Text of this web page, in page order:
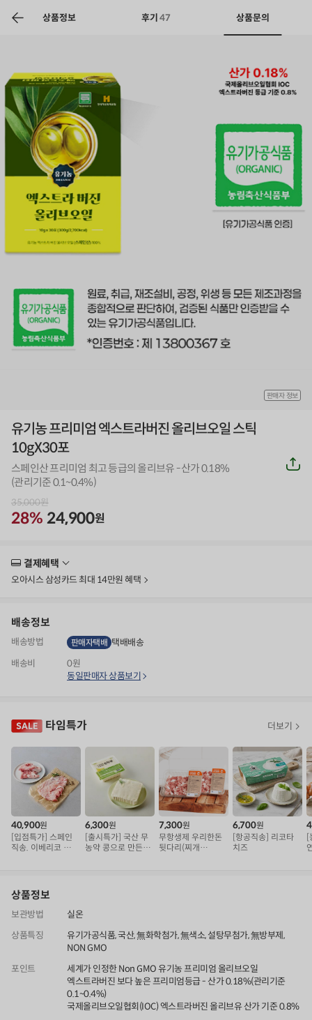
상품정보 후기 47 상품문의
농축산물할인 찬들마루
유기농 프리미엄 엑스트라버진 올리브오일 스틱
10gX30포
스페인산 프리미엄 최고 등급의 올리브유 - 산가 0.18%
(관리기준 0.1~0.4%)
판매자 정보
35,000원
28% 24,900원
공
유
결제혜택
보
오아시스 삼성카드 최대 14만원 혜택
배송정보
배송방법 판매자택배 택배배송
배송비
0원
동일판매자 상품보기
타임특가 더보기
40,900원
[입점특가] 스페인
직송. 이베리코 삼
6,300원
[출시특가] 국산 무
농약 콩으로 만든
7,300원
무항생제 우리한돈
뒷다리(찌개
6,700원
[항공직송] 리코타
치즈
[
상품정보
보관방법
실온
상품특징
유기가공식품, 국산, 無화학첨가, 無색소, 설탕무첨가, 無방부제,
NON GMO
포인트
세계가 인정한 Non GMO 유기농 프리미엄 올리브오일
엑스트라버진 보다 높은 프리미엄등급 - 산가 0.18%(관리기준
0.1~0.4%)
국제올리브오일협회(IOC) 엑스트라버진 올리브유 산가 기준 0.8%